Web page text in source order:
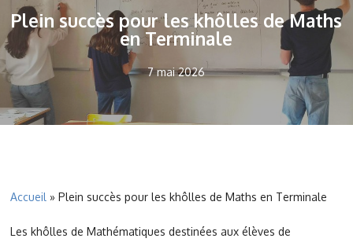
Plein succès pour les khôlles de Maths
en Terminale
7 mai 2026
Accueil »Plein succès pour les khôlles de Maths en Terminale
Les khôlles de Mathématiques destinées aux élèves de